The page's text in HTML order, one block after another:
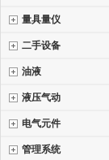
量具量仪
二手设备
油液
液压气动
电气元件
管理系统